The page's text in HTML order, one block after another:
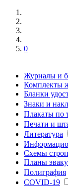
0
Журналы и
Комплекты
Бланки
Знаки и
Плакаты по
Печати и
Литература
Схемы
Планы
Полиграфия
COVID-19